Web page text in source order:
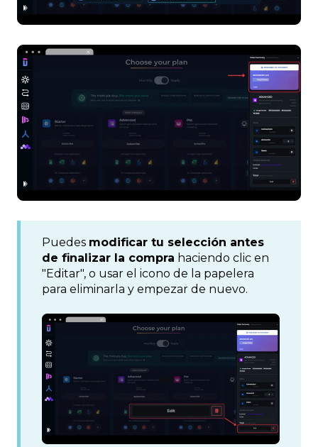
Puedes modificar tu selección antes
de finalizar la compra haciendo clic en
"Editar", o usar el icono de la papelera
para eliminarla y empezar de nuevo.